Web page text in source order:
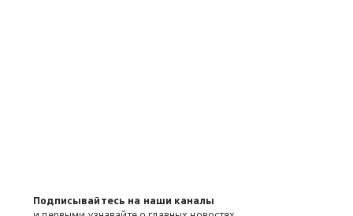
Подписывайтесь на наши каналы